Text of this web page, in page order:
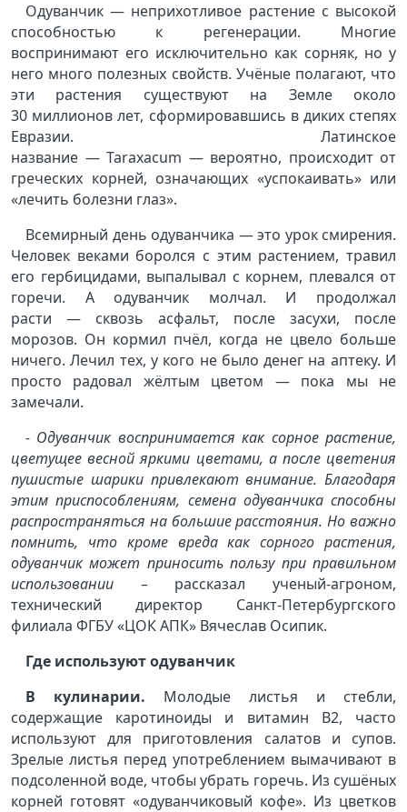
Одуванчик — неприхотливое растение с высокой
способностью к регенерации. Многие
воспринимают его исключительно как сорняк, но у
него много полезных свойств. Учёные полагают, что
эти растения существуют на Земле около
30 миллионов лет, сформировавшись в диких степях
Евразии. Латинское
название — Taraxacum — вероятно, происходит от
греческих корней, означающих «успокаивать» или
«лечить болезни глаз».
Всемирный день одуванчика — это урок смирения.
Человек веками боролся с этим растением, травил
его гербицидами, выпалывал с корнем, плевался от
горечи. А одуванчик молчал. И продолжал
расти — сквозь асфальт, после засухи, после
морозов. Он кормил пчёл, когда не цвело больше
ничего. Лечил тех, у кого не было денег на аптеку. И
просто радовал жёлтым цветом — пока мы не
замечали.
- Одуванчик воспринимается как сорное растение,
цветущее весной яркими цветами, а после цветения
пушистые шарики привлекают внимание. Благодаря
этим приспособлениям, семена одуванчика способны
распространяться на большие расстояния. Но важно
помнить, что кроме вреда как сорного растения,
одуванчик может приносить пользу при правильном
использовании – рассказал ученый-агроном,
технический директор Санкт-Петербургского
филиала ФГБУ «ЦОК АПК» Вячеслав Осипик.
Где используют одуванчик
В кулинарии. Молодые листья и стебли,
содержащие каротиноиды и витамин В2, часто
используют для приготовления салатов и супов.
Зрелые листья перед употреблением вымачивают в
подсоленной воде, чтобы убрать горечь. Из сушёных
корней готовят «одуванчиковый кофе». Из цветков